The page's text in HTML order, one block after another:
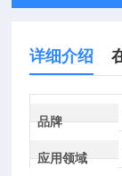
详细介绍
品牌
应用领域